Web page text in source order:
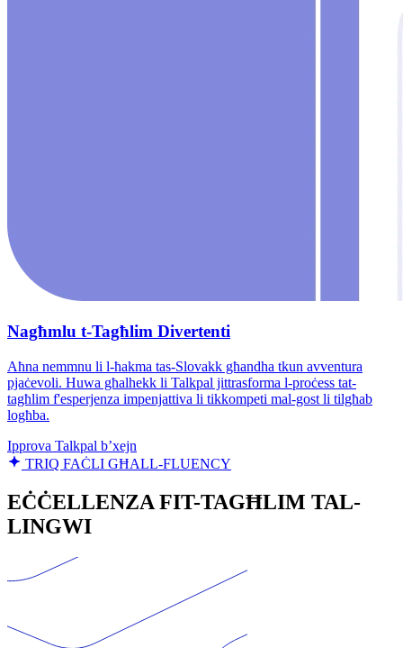
Nagħmlu t-Tagħlim Divertenti
Aħna nemmnu li l-ħakma tas-Slovakk għandha tkun avventura
pjaċevoli. Huwa għalhekk li Talkpal jittrasforma l-proċess tat-
tagħlim f'esperjenza impenjattiva li tikkompeti mal-gost li tilgħab
logħba.
Ipprova Talkpal b’xejn
TRIQ FAĊLI GĦALL-FLUENCY
EĊĊELLENZA FIT-TAGĦLIM TAL-
LINGWI